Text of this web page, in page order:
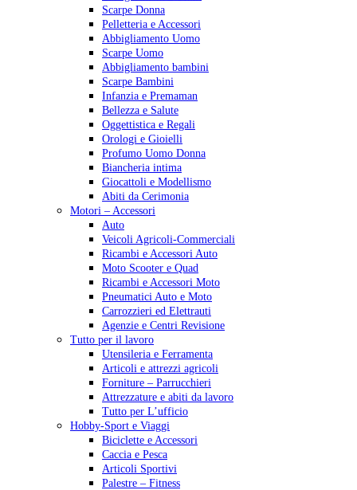
Scarpe Donna
Pelletteria e Accessori
Abbigliamento Uomo
Scarpe Uomo
Abbigliamento bambini
Scarpe Bambini
Infanzia e Premaman
Bellezza e Salute
Oggettistica e Regali
Orologi e Gioielli
Profumo Uomo Donna
Biancheria intima
Giocattoli e Modellismo
Abiti da Cerimonia
Motori – Accessori
Auto
Veicoli Agricoli-Commerciali
Ricambi e Accessori Auto
Moto Scooter e Quad
Ricambi e Accessori Moto
Pneumatici Auto e Moto
Carrozzieri ed Elettrauti
Agenzie e Centri Revisione
Tutto per il lavoro
Utensileria e Ferramenta
Articoli e attrezzi agricoli
Forniture – Parrucchieri
Attrezzature e abiti da lavoro
Tutto per L’ufficio
Hobby-Sport e Viaggi
Biciclette e Accessori
Caccia e Pesca
Articoli Sportivi
Palestre – Fitness